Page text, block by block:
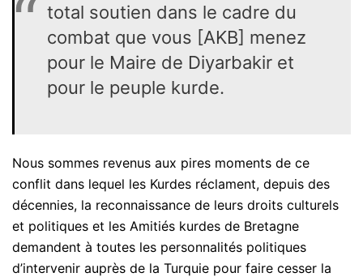
total soutien dans le cadre du
combat que vous [AKB] menez
pour le Maire de Diyarbakir et
pour le peuple kurde.
Nous sommes revenus aux pires moments de ce
conflit dans lequel les Kurdes réclament, depuis des
décennies, la reconnaissance de leurs droits culturels
et politiques et les Amitiés kurdes de Bretagne
demandent à toutes les personnalités politiques
d’intervenir auprès de la Turquie pour faire cesser la